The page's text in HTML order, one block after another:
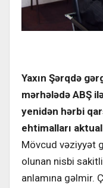
Yaxın Şərqdə
mərhələdə ABŞ
yenidən hərbi
ehtimalları
Mövcud vəziyyət
olunan nisbi
anlamına gəlmir.